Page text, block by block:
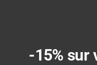
-15% sur